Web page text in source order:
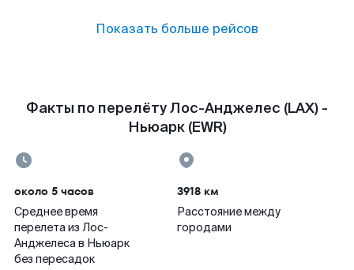
Показать больше рейсов
Факты по перелёту Лос-Анджелес (LAX) -
Ньюарк (EWR)
около 5 часов
Среднее время
перелета из Лос-
Анджелеса в Ньюарк
без пересадок
3918 км
Расстояние между
городами